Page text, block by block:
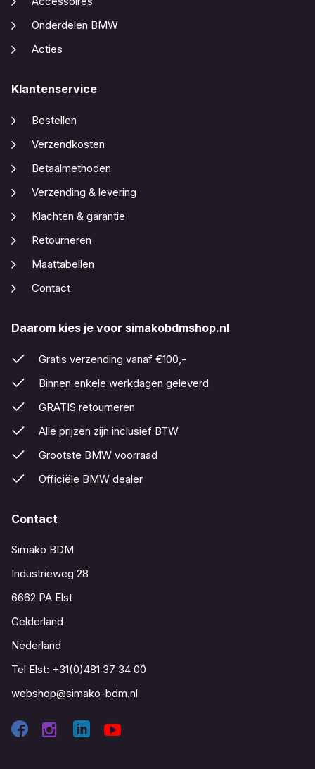
Onderdelen BMW
Acties
Klantenservice
Bestellen
Verzendkosten
Betaalmethoden
Verzending & levering
Klachten & garantie
Retourneren
Maattabellen
Contact
Daarom kies je voor simakobdmshop.nl
Gratis verzending vanaf €100,-
Binnen enkele werkdagen geleverd
GRATIS retourneren
Alle prijzen zijn inclusief BTW
Grootste BMW voorraad
Officiële BMW dealer
Contact
Simako BDM
Industrieweg 28
6662 PA Elst
Gelderland
Nederland
Tel Elst: +31(0)481 37 34 00
webshop@simako-bdm.nl